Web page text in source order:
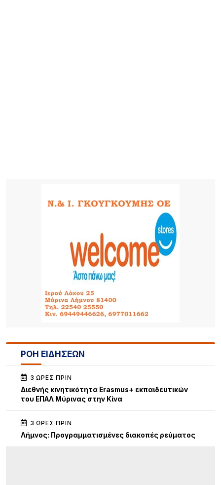
ΡΟΗ ΕΙΔΗΣΕΩΝ
3 ΏΡΕΣ ΠΡΙΝ
Διεθνής κινητικότητα Erasmus+ εκπαιδευτικών
του ΕΠΑΛ Μύρινας στην Κίνα
3 ΏΡΕΣ ΠΡΙΝ
Λήμνος: Προγραμματισμένες διακοπές ρεύματος